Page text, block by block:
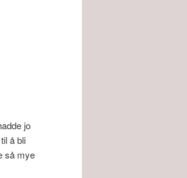
jo
å bli
så mye